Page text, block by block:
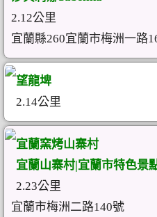
2.12公里
宜蘭縣260宜蘭市梅洲一路
望龍埤
2.14公里
宜蘭窯烤山寨村
宜蘭山寨村|宜蘭市特色景
2.23公里
宜蘭市梅洲二路140號